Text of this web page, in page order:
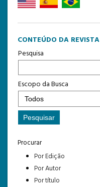
CONTEÚDO DA REVISTA
Pesquisa
Escopo da Busca
Procurar
Por Edição
Por Autor
Por título